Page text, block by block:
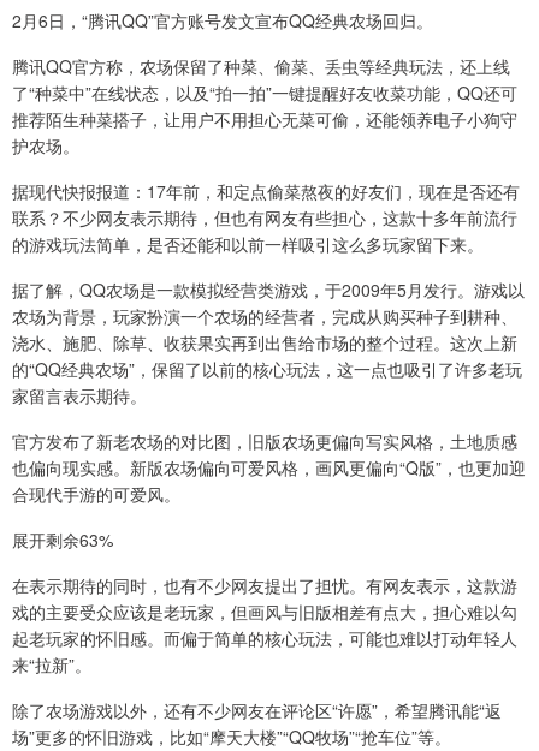
2月6日，“腾讯QQ”官方账号发文宣布QQ经典农场回归。
腾讯QQ官方称，农场保留了种菜、偷菜、丢虫等经典玩法，还上线
了“种菜中”在线状态，以及“拍一拍”一键提醒好友收菜功能，QQ还可
推荐陌生种菜搭子，让用户不用担心无菜可偷，还能领养电子小狗守
护农场。
据现代快报报道：17年前，和定点偷菜熬夜的好友们，现在是否还有
联系？不少网友表示期待，但也有网友有些担心，这款十多年前流行
的游戏玩法简单，是否还能和以前一样吸引这么多玩家留下来。
据了解，QQ农场是一款模拟经营类游戏，于2009年5月发行。游戏以
农场为背景，玩家扮演一个农场的经营者，完成从购买种子到耕种、
浇水、施肥、除草、收获果实再到出售给市场的整个过程。这次上新
的“QQ经典农场”，保留了以前的核心玩法，这一点也吸引了许多老玩
家留言表示期待。
官方发布了新老农场的对比图，旧版农场更偏向写实风格，土地质感
也偏向现实感。新版农场偏向可爱风格，画风更偏向“Q版”，也更加迎
合现代手游的可爱风。
展开剩余63%
在表示期待的同时，也有不少网友提出了担忧。有网友表示，这款游
戏的主要受众应该是老玩家，但画风与旧版相差有点大，担心难以勾
起老玩家的怀旧感。而偏于简单的核心玩法，可能也难以打动年轻人
来“拉新”。
除了农场游戏以外，还有不少网友在评论区“许愿”，希望腾讯能“返
场”更多的怀旧游戏，比如“摩天大楼”“QQ牧场”“抢车位”等。